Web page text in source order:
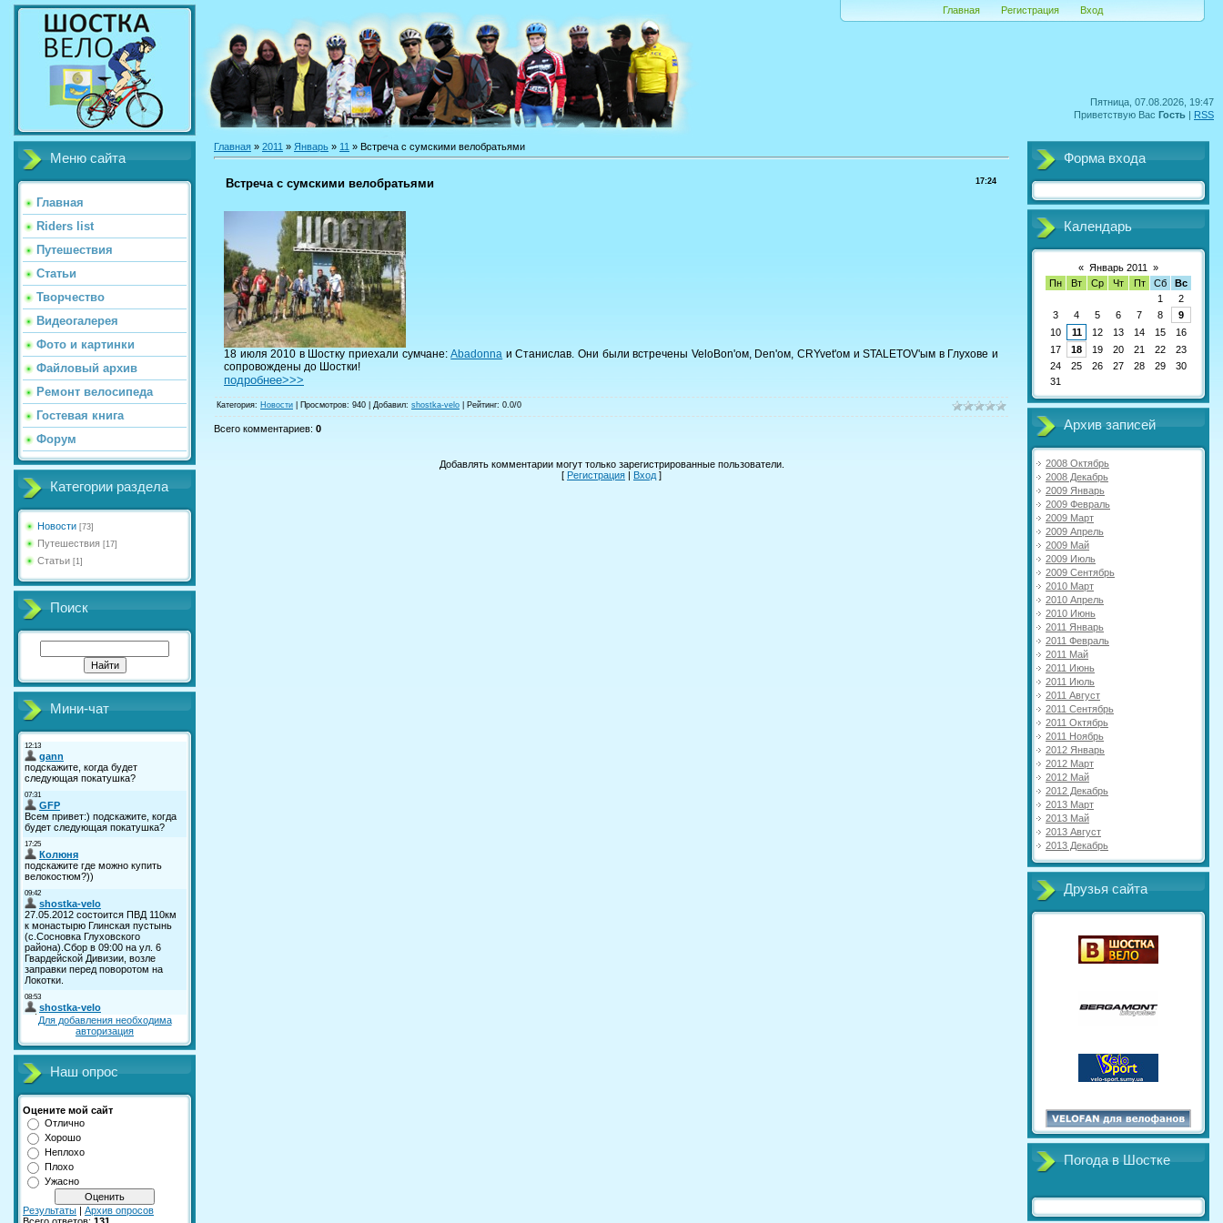
Пятница, 07.08.2026, 19:47
Приветствую Вас Гость | RSS
Главная Регистрация Вход
Меню сайта
Главная
Riders list
Путешествия
Статьи
Творчество
Видеогалерея
Фото и картинки
Файловый архив
Ремонт велосипеда
Гостевая книга
Форум
Категории раздела
Новости [73]
Путешествия [17]
Статьи [1]
Поиск
Мини-чат
Для добавления необходима
авторизация
Наш опрос
Оцените мой сайт
Отлично
Хорошо
Неплохо
Плохо
Ужасно
Результаты | Архив опросов
Главная » 2011 » Январь » 11 » Встреча с сумскими велобратьями
17:24
Встреча с сумскими велобратьями
18 июля 2010 в Шостку приехали сумчане:Abadonna и Станислав. Они были встречены VeloBon'ом, Den'ом, CRYvet'ом и STALETOV'ым в Глухове и
сопровождены до Шостки!
подробнее>>>
Категория: Новости Просмотров: 940 | Добавил: shostka-velo Рейтинг: 0.0/0
Всего комментариев: 0
Добавлять комментарии могут только зарегистрированные пользователи.
[ Регистрация | Вход ]
Форма входа
Календарь
« Январь 2011
»
Пн
Вт Ср Чт Пт Сб
Вс
1
2
3
4 5 6 7 8
9
10
11 12 13 14 15
16
17
18 19 20 21 22
23
24
25 26 27 28 29
30
31
Архив записей
2008 Октябрь
2008 Декабрь
2009 Январь
2009 Февраль
2009 Март
2009 Апрель
2009 Май
2009 Июль
2009 Сентябрь
2010 Март
2010 Апрель
2010 Июнь
2011 Январь
2011 Февраль
2011 Май
2011 Июнь
2011 Июль
2011 Август
2011 Сентябрь
2011 Октябрь
2011 Ноябрь
2012 Январь
2012 Март
2012 Май
2012 Декабрь
2013 Март
2013 Май
2013 Август
2013 Декабрь
Друзья сайта
Погода в Шостке